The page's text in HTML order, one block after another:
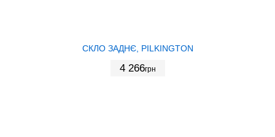
СКЛО ЗАДНЄ, PILKINGTON
4 266грн